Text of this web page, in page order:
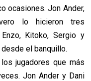
ocasiones. Jon Ander,
lo hicieron tres
Kitoko, Sergio y
el banquillo.
jugadores que más
Jon Ander y Dani